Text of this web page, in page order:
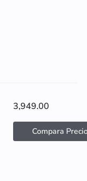
3,949.00
Compara